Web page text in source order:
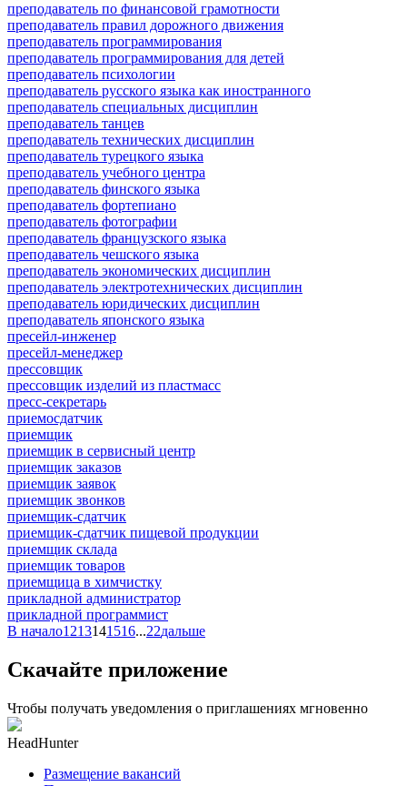
преподаватель по финансовой грамотности
преподаватель правил дорожного движения
преподаватель программирования
преподаватель программирования для детей
преподаватель психологии
преподаватель русского языка как иностранного
преподаватель специальных дисциплин
преподаватель танцев
преподаватель технических дисциплин
преподаватель турецкого языка
преподаватель учебного центра
преподаватель финского языка
преподаватель фортепиано
преподаватель фотографии
преподаватель французского языка
преподаватель чешского языка
преподаватель экономических дисциплин
преподаватель электротехнических дисциплин
преподаватель юридических дисциплин
преподаватель японского языка
пресейл-инженер
пресейл-менеджер
прессовщик
прессовщик изделий из пластмасс
пресс-секретарь
приемосдатчик
приемщик
приемщик в сервисный центр
приемщик заказов
приемщик заявок
приемщик звонков
приемщик-сдатчик
приемщик-сдатчик пищевой продукции
приемщик склада
приемщик товаров
приемщица в химчистку
прикладной администратор
прикладной программист
В начало1213141516...22дальше
Скачайте приложение
Чтобы получать уведомления о приглашениях мгновенно
HeadHunter
Размещение вакансий